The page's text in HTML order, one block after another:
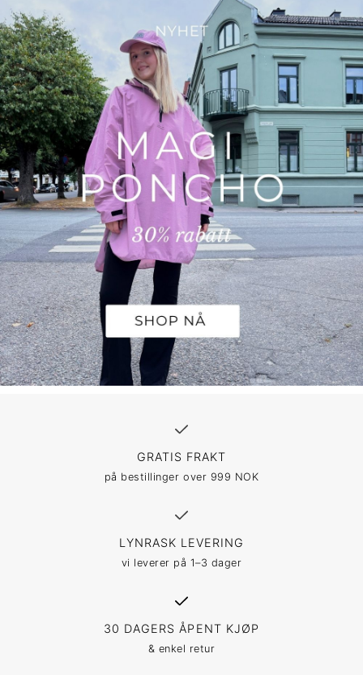
GRATIS FRAKT
på bestillinger over 999 NOK
LYNRASK LEVERING
vi leverer på 1–3 dager
30 DAGERS ÅPENT KJØP
& enkel retur